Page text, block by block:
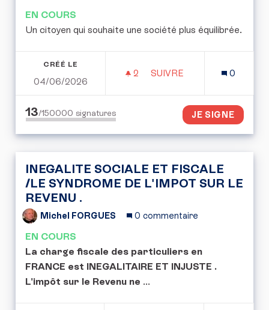
EN COURS
Un citoyen qui souhaite une société plus équilibrée.
CRÉÉ LE
04/06/2026
2 2 ABONNÉS
SUIVRE
0
13/150000 signatures JE SIGNE
INEGALITE SOCIALE ET FISCALE
/LE SYNDROME DE L'IMPOT SUR LE
REVENU .
Michel FORGUES 0 commentaire
EN COURS
La charge fiscale des particuliers en
FRANCE est INEGALITAIRE ET INJUSTE .
L'impôt sur le Revenu ne ...